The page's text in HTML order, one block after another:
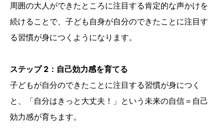
周囲の大人ができたところに注目する肯定的な声かけを
続けることで、子ども自身が自分のできたことに注目す
る習慣が身につくようになります。
ステップ 2：自己効力感を育てる
子どもが自分のできたことに注目する習慣が身につく
と、「自分はきっと大丈夫！」という未来の自信＝自己
効力感が育ちます。